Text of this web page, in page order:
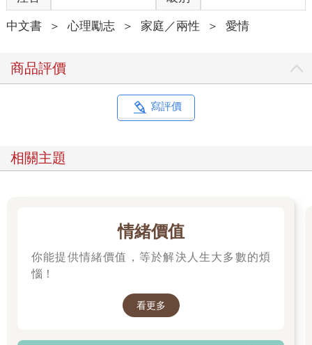
中文書 ＞ 心理勵志 ＞ 家庭／兩性 ＞ 愛情
商品評價
寫評價
相關主題
情緒價值
你能提供情緒價值，等於解決人生大多數的煩
惱！
看更多